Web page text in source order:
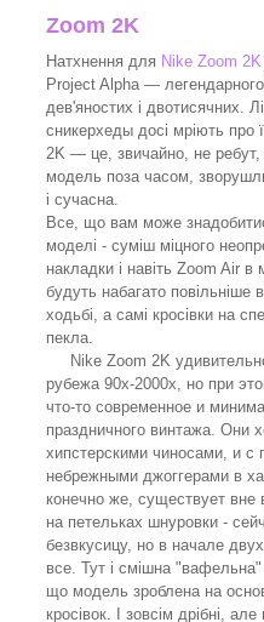
Zoom 2K
Натхнення для Nike Zoom 2K
Project Alpha —
дев'яностих і двотисячних.
сникерхеды досі мріють про
2K — це, звичайно, не
модель поза часом,
і сучасна.
Все, що вам може
моделі - суміш міцного
накладки і навіть Zoom Air
будуть набагато повільніше
ходьбі, а самі кросівки на
пекла.
Nike Zoom 2K
рубежа 90х-2000х, но при
что-то современное и
праздничного винтажа. Они
хипстерскими чиносами, и
небрежными джоггерами в
конечно же, существует вне
на петельках шнуровки -
безвкусицу, но в начале
все. Тут і смішна
що модель зроблена на
кросівок. І зовсім дрібні,